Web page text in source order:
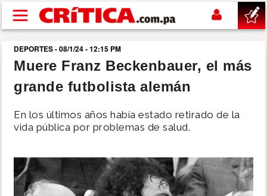
Pasar al contenido principal
buscar
SUCESOS
NACIONAL
SHOW
DEPORTES - 08/1/24 - 12:15 PM
Muere Franz Beckenbauer, el más
grande futbolista alemán
En los últimos años había estado retirado de la
vida pública por problemas de salud.